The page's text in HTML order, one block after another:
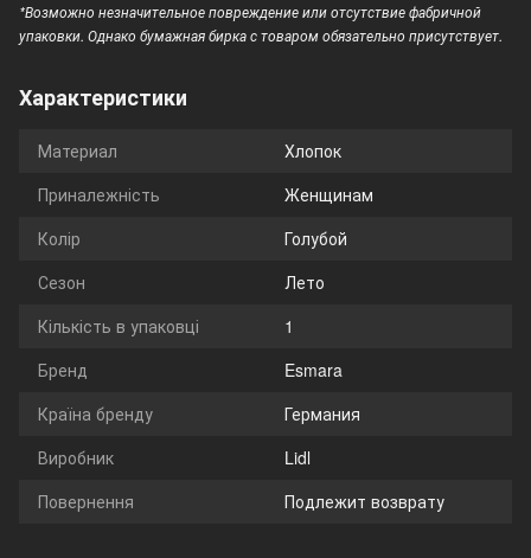
*Возможно незначительное повреждение или отсутствие фабричной
упаковки. Однако бумажная бирка с товаром обязательно присутствует.
Характеристики
Материал
Хлопок
Приналежність
Женщинам
Колір
Голубой
Сезон
Лето
Кількість в упаковці
1
Бренд
Esmara
Країна бренду
Германия
Виробник
Lidl
Повернення
Подлежит возврату